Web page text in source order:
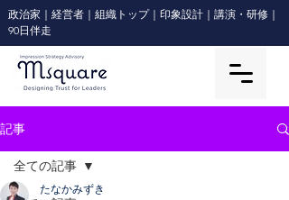
政治家｜経営者｜組織トップ｜印象設計｜講演・研修｜
90日伴走
記事
全ての記事
たなかみずき